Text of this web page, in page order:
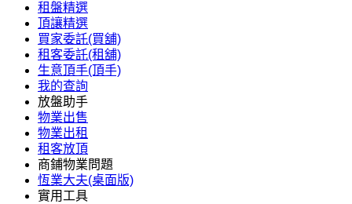
租盤精選
頂讓精選
買家委託(買舖)
租客委託(租舖)
生意頂手(頂手)
我的查詢
放盤助手
物業出售
物業出租
租客放頂
商鋪物業問題
恆業大夫(桌面版)
實用工具